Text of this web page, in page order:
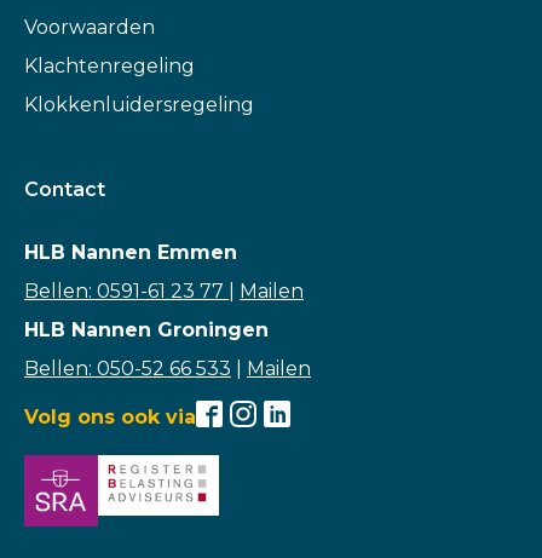
Voorwaarden
Klachtenregeling
Klokkenluidersregeling
Contact
HLB Nannen Emmen
Bellen: 0591-61 23 77
Mailen
HLB Nannen Groningen
Bellen: 050-52 66 533
Mailen
Volg ons ook via